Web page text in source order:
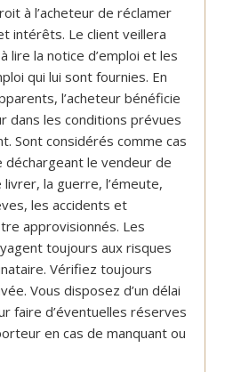
à l’acheteur de réclamer
intérêts. Le client veillera
lire la notice d’emploi et les
qui lui sont fournies. En
l’acheteur bénéficie
dans les conditions prévues
Sont considérés comme cas
le vendeur de
la guerre, l’émeute,
les accidents et
approvisionnés. Les
toujours aux risques
Vérifiez toujours
Vous disposez d’un délai
faire d’éventuelles réserves
en cas de manquant ou